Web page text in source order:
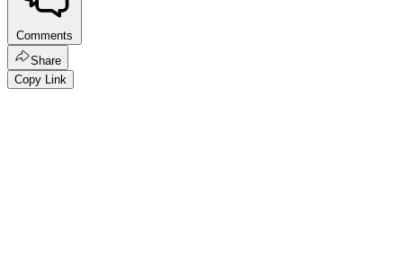
Comments
Share
Copy Link